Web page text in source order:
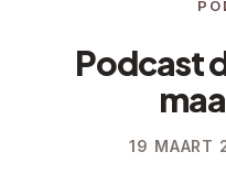
Podcast
19 MAART